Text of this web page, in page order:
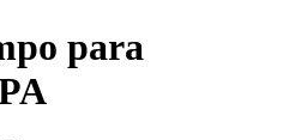
para